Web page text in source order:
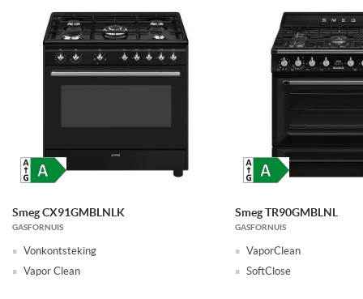
Smeg CX91GMBLNLK
GASFORNUIS
Vonkontsteking
Vapor Clean
Smeg TR90GMBLNL
GASFORNUIS
VaporClean
SoftClose